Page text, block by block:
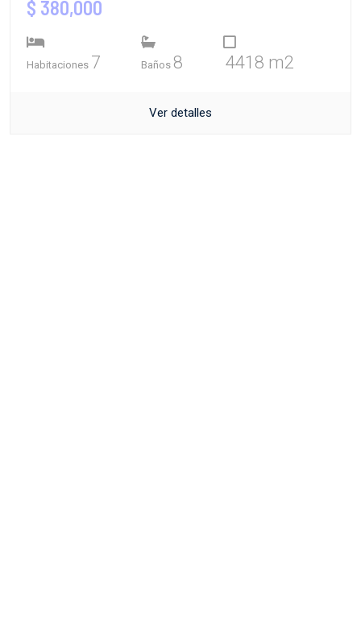
$ 380,000
Habitaciones 7 Baños 8 4418 m2
Ver detalles